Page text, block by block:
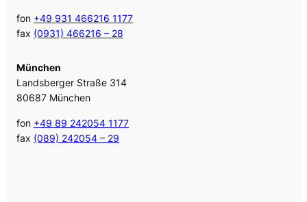
fon +49 931 466216 1177
fax (0931) 466216 – 28
München
Landsberger Straße 314
80687 München
fon +49 89 242054 1177
fax (089) 242054 – 29